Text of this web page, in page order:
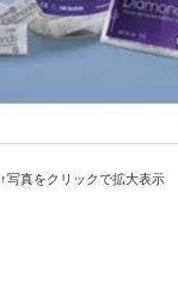
↑写真をクリックで拡大表示